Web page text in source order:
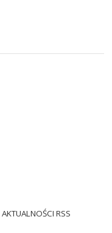
AKTUALNOŚCI RSS